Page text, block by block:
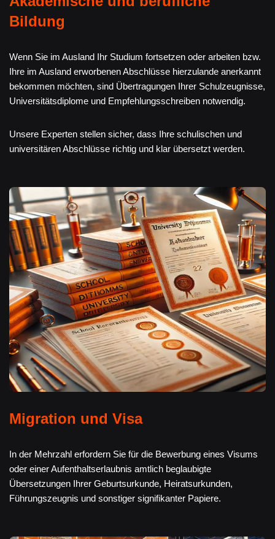
Bildung
Wenn Sie im Ausland Ihr Studium fortsetzen oder arbeiten bzw.
Ihre im Ausland erworbenen Abschlüsse hierzulande anerkannt
bekommen möchten, sind Übertragungen Ihrer Schulzeugnisse,
Universitätsdiplome und Empfehlungsschreiben notwendig.
Unsere Experten stellen sicher, dass Ihre schulischen und
universitären Abschlüsse richtig und klar übersetzt werden.
Migration und Visa
In der Mehrzahl erfordern Sie für die Bewerbung eines Visums
oder einer Aufenthaltserlaubnis amtlich beglaubigte
Übersetzungen Ihrer Geburtsurkunde, Heiratsurkunden,
Führungszeugnis und sonstiger signifikanter Papiere.